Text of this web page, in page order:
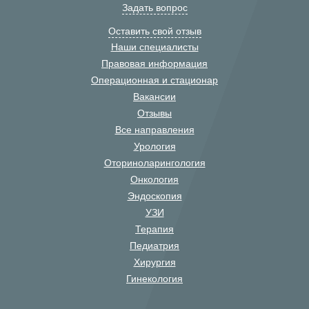
Задать вопрос
Оставить свой отзыв
Наши специалисты
Правовая информация
Операционная и стационар
Вакансии
Отзывы
Все направления
Урология
Оториноларингология
Онкология
Эндоскопия
УЗИ
Терапия
Педиатрия
Хирургия
Гинекология